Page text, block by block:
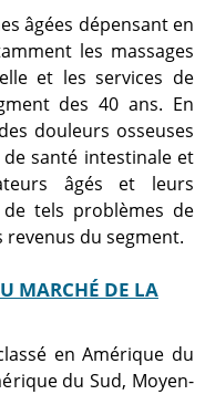
âgées dépensant en
les massages
et les services de
des 40 ans. En
douleurs osseuses
santé intestinale et
âgés et leurs
tels problèmes de
du segment.
MARCHÉ DE LA
en Amérique du
du Sud, Moyen-